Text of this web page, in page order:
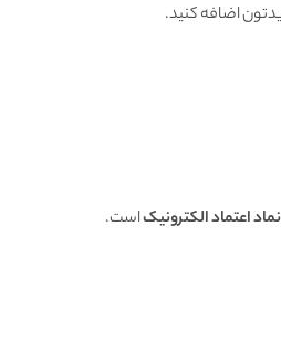
اضافه کنید.
نماد اعتماد الکترونیکاست.